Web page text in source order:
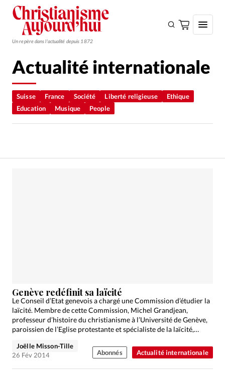
Un repère dans l'actualité depuis 1872
S'ABONNER
Monde
Eglises
Actualité internationale
Chronique
Dossier
Eglises Foi Génération réveil
Monde
Opinions
Publireportage
Relations Aujourd'hui
Société
Tour du monde des Eglises
Trait d'Ixène
Vécu
Vie Intérieure
Actualité internationale
Suisse France Société Liberté religieuse
Ethique
Education
Musique People
Actualité internationale
Genève redéfinit sa laïcité
Le Conseil d’Etat genevois a chargé une Commission d’étudier la
laïcité. Membre de cette Commission, Michel Grandjean,
professeur d’histoire du christianisme à l’Université de Genève,
paroissien de l’Eglise protestante et spécialiste de la laïcité,
Joëlle Misson-Tille
26 Fév 2014
Abonnés